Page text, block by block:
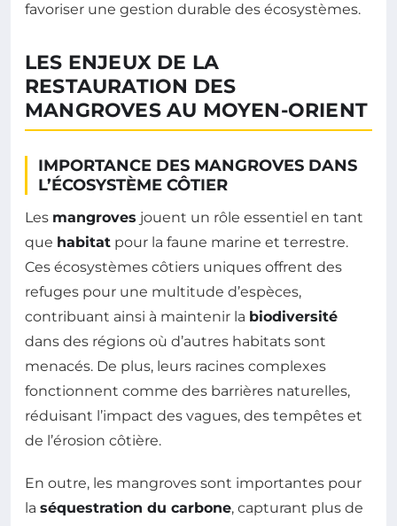
favoriser une gestion durable des écosystèmes.
LES ENJEUX DE LA
RESTAURATION DES
MANGROVES AU MOYEN-ORIENT
IMPORTANCE DES MANGROVES DANS
L’ÉCOSYSTÈME CÔTIER
Les mangroves jouent un rôle essentiel en tant
que habitat pour la faune marine et terrestre.
Ces écosystèmes côtiers uniques offrent des
refuges pour une multitude d’espèces,
contribuant ainsi à maintenir la biodiversité
dans des régions où d’autres habitats sont
menacés. De plus, leurs racines complexes
fonctionnent comme des barrières naturelles,
réduisant l’impact des vagues, des tempêtes et
de l’érosion côtière.
En outre, les mangroves sont importantes pour
la séquestration du carbone, capturant plus de